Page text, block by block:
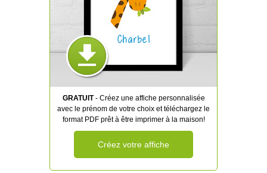
Charbel
GRATUIT- Créez une affiche personnalisée
avec le prénom de votre choix et téléchargez le
format PDF prêt à être imprimer à la maison!
Créez votre affiche